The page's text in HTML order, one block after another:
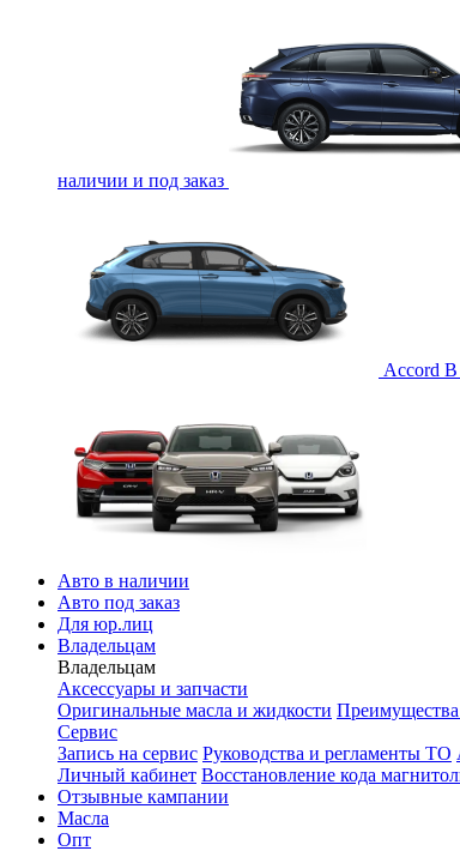
наличии и под заказ
Accord В
Авто в наличии
Авто под заказ
Для юр.лиц
Владельцам
Владельцам
Аксессуары и запчасти
Оригинальные масла и жидкости Преимущества
Сервис
Запись на сервис Руководства и регламенты ТО
Личный кабинет Восстановление кода
Отзывные кампании
Масла
Опт